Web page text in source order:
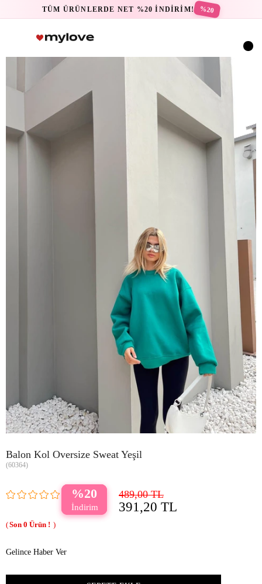
TÜM ÜRÜNLERDE NET %20 İNDİRİM! %20
Balon Kol Oversize Sweat Yeşil
(60364)
20 489,00 TL
391,20 TL
0
Gelince Haber Ver